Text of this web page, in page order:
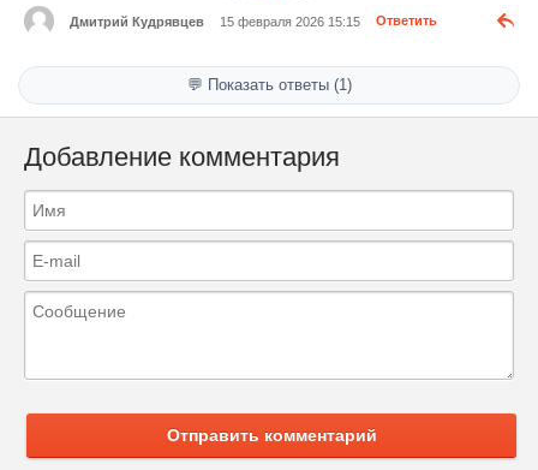
Дмитрий Кудрявцев 15 февраля 2026 15:15 Ответить
💬 Показать ответы (1)
Добавление комментария
Отправить комментарий